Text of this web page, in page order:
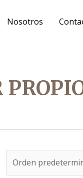
Nosotros